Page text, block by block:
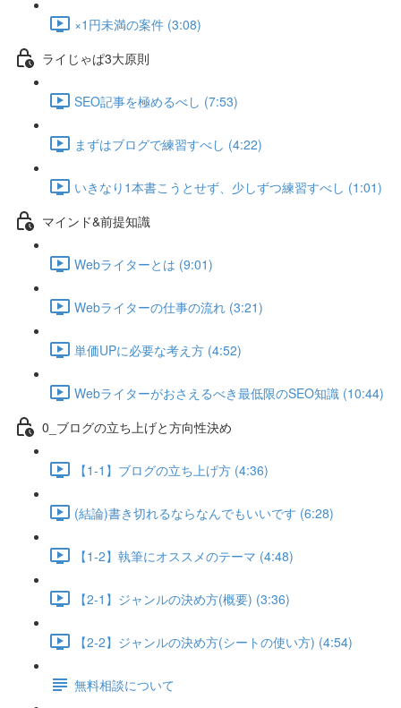
×1円未満の案件 (3:08)
ライじゃぱ3大原則
SEO記事を極めるべし (7:53)
まずはブログで練習すべし (4:22)
いきなり1本書こうとせず、少しずつ練習すべし (1:01)
マインド&前提知識
Webライターとは (9:01)
Webライターの仕事の流れ (3:21)
単価UPに必要な考え方 (4:52)
Webライターがおさえるべき最低限のSEO知識 (10:44)
0_ブログの立ち上げと方向性決め
【1-1】ブログの立ち上げ方 (4:36)
(結論)書き切れるならなんでもいいです (6:28)
【1-2】執筆にオススメのテーマ (4:48)
【2-1】ジャンルの決め方(概要) (3:36)
【2-2】ジャンルの決め方(シートの使い方) (4:54)
無料相談について